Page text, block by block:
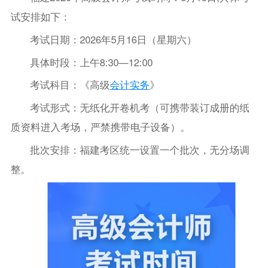
试安排如下：
考试日期：2026年5月16日（星期六）
具体时段：上午8:30—12:00
考试科目：《高级会计实务》
考试形式：无纸化开卷机考（可携带装订成册的纸
质资料进入考场，严禁携带电子设备）。
批次安排：福建考区统一设置一个批次，无分场调
整。